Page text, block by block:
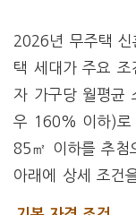
2026년 무주택
택 세대가 주요 조
자 가구당 월평균
우 160% 이하)로
85㎡ 이하를 추첨
아래에 상세 조건